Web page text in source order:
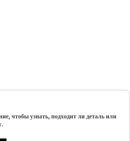
чтобы узнать, подходит ли деталь или